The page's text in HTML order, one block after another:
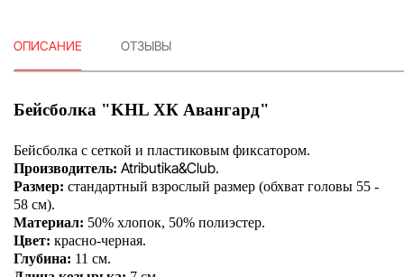
ОПИСАНИЕ ОТЗЫВЫ
Бейсболка "KHL ХК Авангард"
Бейсболка с сеткой и пластиковым фиксатором.
Производитель: Atributika&Club.
Размер: стандартный взрослый размер (обхват головы 55 -
58 см).
Материал: 50% хлопок, 50% полиэстер.
Цвет: красно-черная.
Глубина: 11 см.